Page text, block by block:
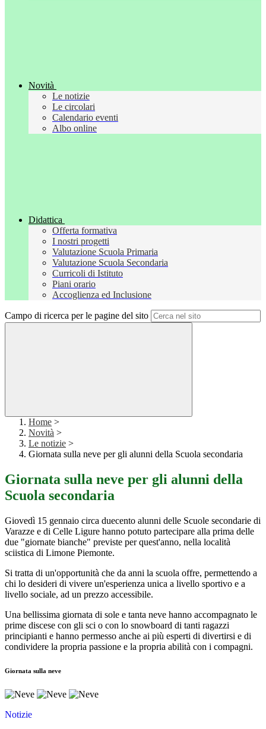
Novità
Le notizie
Le circolari
Calendario eventi
Albo online
Didattica
Offerta formativa
I nostri progetti
Valutazione Scuola Primaria
Valutazione Scuola Secondaria
Curricoli di Istituto
Piani orario
Accoglienza ed Inclusione
Campo di ricerca per le pagine del sito
Home >
Novità >
Le notizie >
Giornata sulla neve per gli alunni della Scuola secondaria
Giornata sulla neve per gli alunni della
Scuola secondaria
Giovedì 15 gennaio circa duecento alunni delle Scuole secondarie di
Varazze e di Celle Ligure hanno potuto partecipare alla prima delle
due "giornate bianche" previste per quest'anno, nella località
sciistica di Limone Piemonte.
Si tratta di un'opportunità che da anni la scuola offre, permettendo a
chi lo desideri di vivere un'esperienza unica a livello sportivo e a
livello sociale, ad un prezzo accessibile.
Una bellissima giornata di sole e tanta neve hanno accompagnato le
prime discese con gli sci o con lo snowboard di tanti ragazzi
principianti e hanno permesso anche ai più esperti di divertirsi e di
condividere la propria passione e la propria abilità con i compagni.
Giornata sulla neve
Notizie